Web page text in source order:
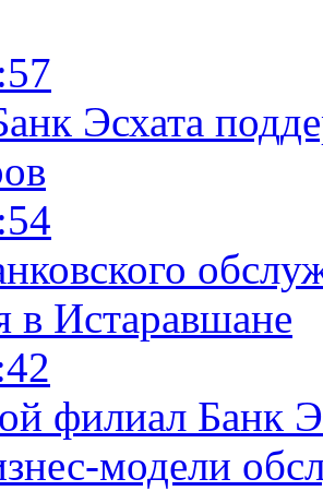
Эсхата
в Истаравшане
филиал Банк
модели